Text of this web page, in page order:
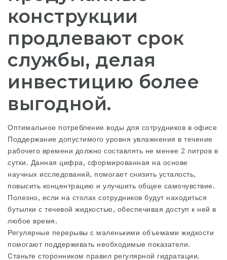
конструкции
продлевают срок
службы, делая
инвестицию более
выгодной.
Оптимальное потребление воды для сотрудников в офисе
Поддержание допустимого уровня увлажнения в течение
рабочего времени должно составлять не менее 2 литров в
сутки. Данная цифра, сформированная на основе
научных исследований, помогает снизить усталость,
повысить концентрацию и улучшить общее самочувствие.
Полезно, если на столах сотрудников будут находиться
бутылки с течевой жидкостью, обеспечивая доступ к ней в
любое время.
Регулярные перерывы с маленькими объемами жидкости
помогают поддерживать необходимые показатели.
Станьте сторонником правил регулярной гидратации.